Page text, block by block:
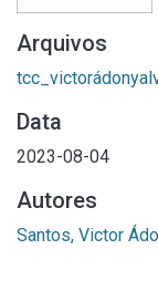
Arquivos
Data
2023-08-04
Autores
Santos, Victor